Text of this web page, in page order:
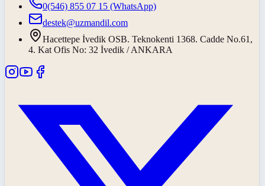
0(546) 855 07 15 (WhatsApp)
destek@uzmandil.com
Hacettepe İvedik OSB. Teknokenti 1368. Cadde No.61,
4. Kat Ofis No: 32 İvedik / ANKARA